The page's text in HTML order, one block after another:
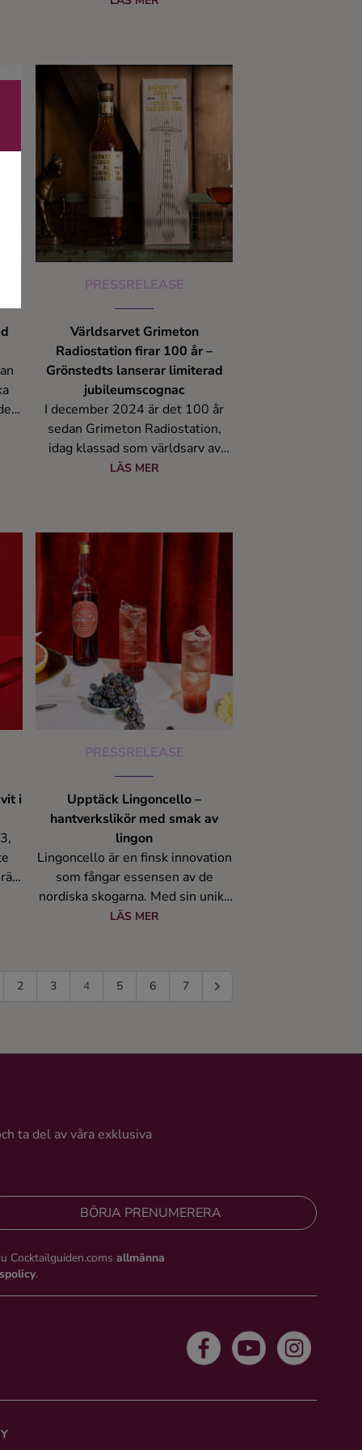
Systembolagets
beställningssortiment.
i
PRESSRELEASE
Världsarvet Grimeton
Radiostation firar 100 år –
Grönstedts lanserar limiterad
jubileumscognac
I december 2024 är det 100 år
sedan Grimeton Radiostation,
idag klassad som världsarv av
UNESCO, togs i drift med syfte
väg för den moderna trådlösa
kommunikationen. För att fira
detta jubileum lanserar
Grönstedts en exklusiv, limiterad
cognac, då varumärket har en
intressant koppling till
radiostationens tidiga historia.
LÄS MER
i
PRESSRELEASE
Upptäck Lingoncello –
hantverkslikör med smak av
lingon
Lingoncello är en finsk innovation
som fångar essensen av de
nordiska skogarna. Med sin unika
kombination av syrlig lingon och
sofistikerad.
LÄS MER
2 3 4 5 6 7
ta del av våra exklusiva
BÖRJA PRENUMERERA
Cocktailguiden.coms allmänna
.